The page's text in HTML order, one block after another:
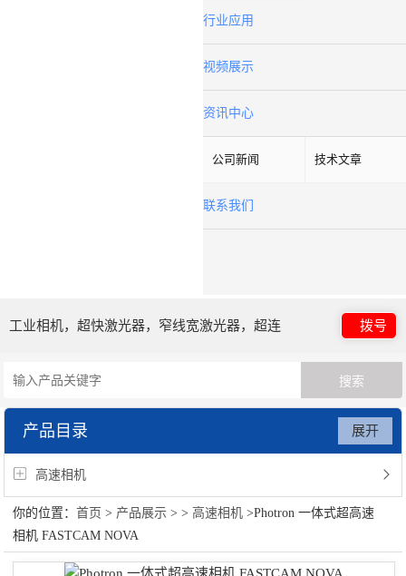
行业应用
视频展示
资讯中心
公司新闻 技术文章
联系我们
工业相机，超快激光器，窄线宽激光器，超连
续谱光源，光子晶体光纤
拨号
产品目录
高速相机
展开
你的位置：首页 > 产品展示 > > 高速相机 >Photron 一体式超高速
相机 FASTCAM NOVA